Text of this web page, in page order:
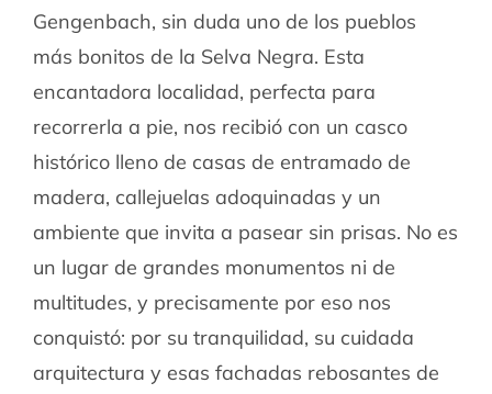
Gengenbach, sin duda uno de los pueblos
más bonitos de la Selva Negra. Esta
encantadora localidad, perfecta para
recorrerla a pie, nos recibió con un casco
histórico lleno de casas de entramado de
madera, callejuelas adoquinadas y un
ambiente que invita a pasear sin prisas. No es
un lugar de grandes monumentos ni de
multitudes, y precisamente por eso nos
conquistó: por su tranquilidad, su cuidada
arquitectura y esas fachadas rebosantes de